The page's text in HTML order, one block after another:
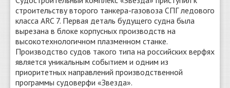
строительству второго танкера-газовоза СПГ ледового
класса ARC 7. Первая деталь будущего судна была
вырезана в блоке корпусных производств на
высокотехнологичном плазменном станке.
Производство судов такого типа на российских верфях
является уникальным событием и одним из
приоритетных направлений производственной
программы судоверфи «Звезда».